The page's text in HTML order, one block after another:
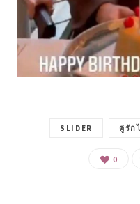
SLIDER คู่รัก
0